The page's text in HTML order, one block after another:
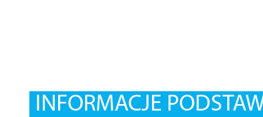
INFORMACJE